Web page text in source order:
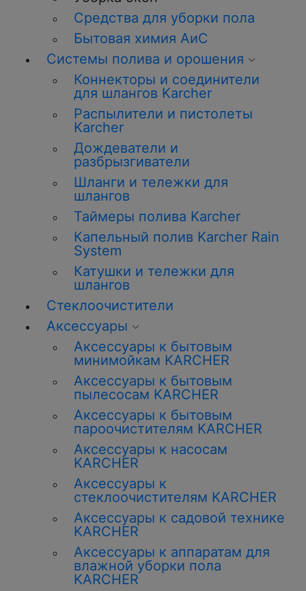
Средства для уборки пола
Бытовая химия АиС
Системы полива и орошения
Коннекторы и соединители
для шлангов Karcher
Распылители и пистолеты
Karcher
Дождеватели и
разбрызгиватели
Шланги и тележки для
шлангов
Таймеры полива Karcher
Капельный полив Karcher Rain
System
Катушки и тележки для
шлангов
Стеклоочистители
Аксессуары
Аксессуары к бытовым
минимойкам KARCHER
Аксессуары к бытовым
пылесосам KARCHER
Аксессуары к бытовым
пароочистителям KARCHER
Аксессуары к насосам
KARCHER
Аксессуары к
стеклоочистителям KARCHER
Аксессуары к садовой технике
KARCHER
Аксессуары к аппаратам для
влажной уборки пола
KARCHER